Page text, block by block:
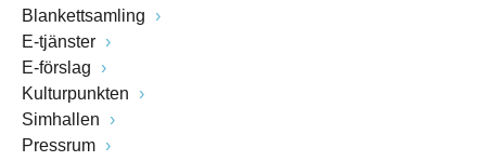
Blankettsamling
E-tjänster
E-förslag
Kulturpunkten
Simhallen
Pressrum